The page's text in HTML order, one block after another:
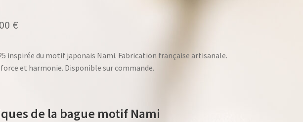
€Plage
prix :
70,00 €
inspirée du motif japonais Nami. Fabrication française artisanale.
et harmonie. Disponible sur commande.
de la bague motif Nami